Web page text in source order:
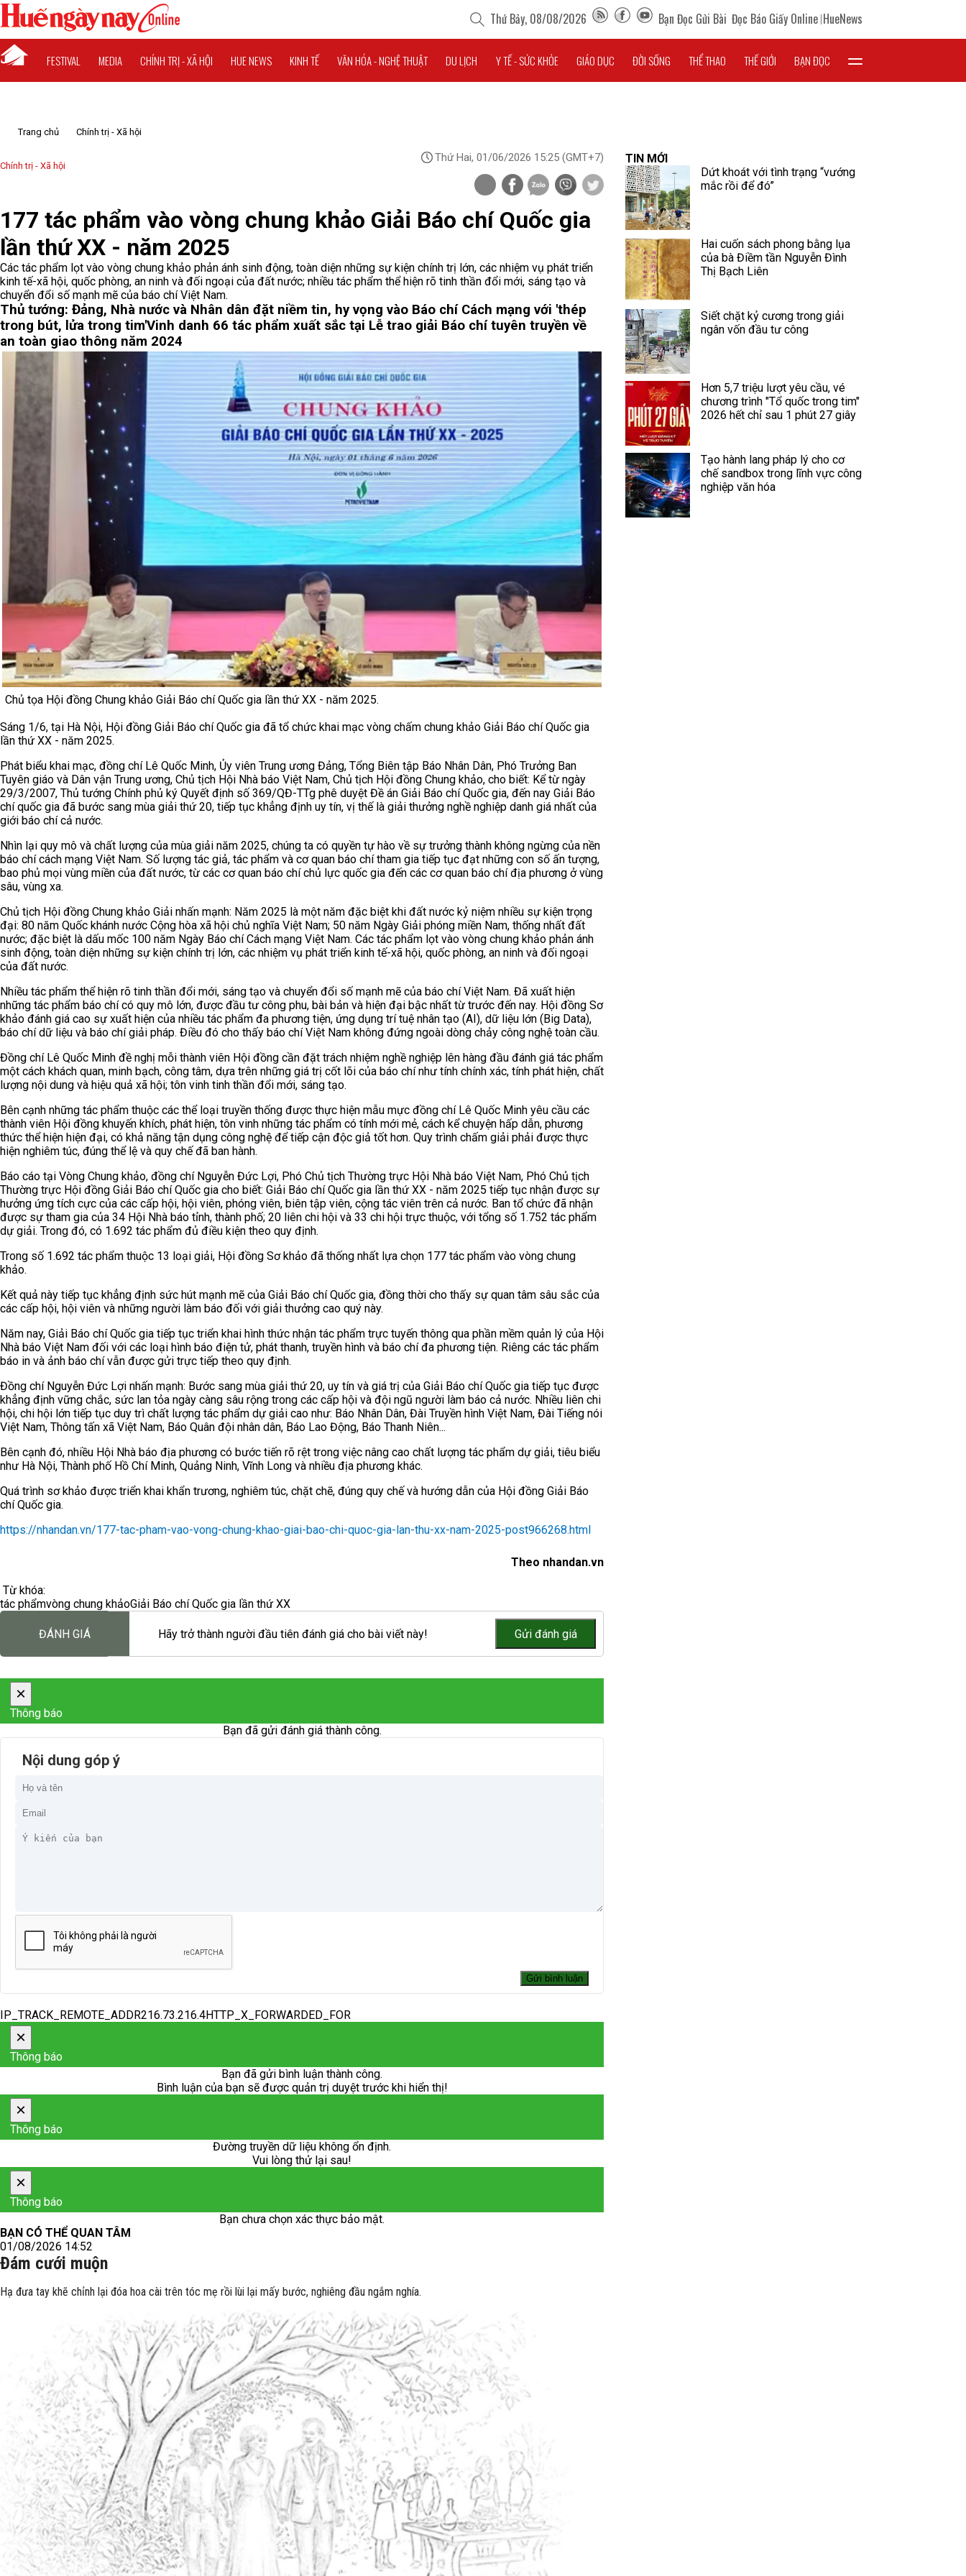
Thứ Bảy, 08/08/2026 Bạn Đọc Gửi Bài Đọc Báo Giấy Online HueNews
FESTIVAL MEDIA CHÍNH TRỊ - XÃ HỘI HUE NEWS KINH TẾ VĂN HÓA - NGHỆ THUẬT DU LỊCH Y TẾ - SỨC KHỎE GIÁO DỤC ĐỜI SỐNG THỂ THAO THẾ GIỚI BẠN ĐỌC
Trang chủ Chính trị - Xã hội
Chính trị - Xã hội
Thứ Hai, 01/06/2026 15:25 (GMT+7)
177 tác phẩm vào vòng chung khảo Giải Báo chí Quốc gia
lần thứ XX - năm 2025
Các tác phẩm lọt vào vòng chung khảo phản ánh sinh động, toàn diện những sự kiện chính trị lớn, các nhiệm vụ phát triển
kinh tế-xã hội, quốc phòng, an ninh và đối ngoại của đất nước; nhiều tác phẩm thể hiện rõ tinh thần đổi mới, sáng tạo và
chuyển đổi số mạnh mẽ của báo chí Việt Nam.
Thủ tướng: Đảng, Nhà nước và Nhân dân đặt niềm tin, hy vọng vào Báo chí Cách mạng với 'thép
trong bút, lửa trong tim'Vinh danh 66 tác phẩm xuất sắc tại Lễ trao giải Báo chí tuyên truyền về
an toàn giao thông năm 2024
Chủ tọa Hội đồng Chung khảo Giải Báo chí Quốc gia lần thứ XX - năm 2025.
Sáng 1/6, tại Hà Nội, Hội đồng Giải Báo chí Quốc gia đã tổ chức khai mạc vòng chấm chung khảo Giải Báo chí Quốc gia
lần thứ XX - năm 2025.
Phát biểu khai mạc, đồng chí Lê Quốc Minh, Ủy viên Trung ương Đảng, Tổng Biên tập Báo Nhân Dân, Phó Trưởng Ban
Tuyên giáo và Dân vận Trung ương, Chủ tịch Hội Nhà báo Việt Nam, Chủ tịch Hội đồng Chung khảo, cho biết: Kể từ ngày
29/3/2007, Thủ tướng Chính phủ ký Quyết định số 369/QĐ-TTg phê duyệt Đề án Giải Báo chí Quốc gia, đến nay Giải Báo
chí quốc gia đã bước sang mùa giải thứ 20, tiếp tục khẳng định uy tín, vị thế là giải thưởng nghề nghiệp danh giá nhất của
giới báo chí cả nước.
Nhìn lại quy mô và chất lượng của mùa giải năm 2025, chúng ta có quyền tự hào về sự trưởng thành không ngừng của nền
báo chí cách mạng Việt Nam. Số lượng tác giả, tác phẩm và cơ quan báo chí tham gia tiếp tục đạt những con số ấn tượng,
bao phủ mọi vùng miền của đất nước, từ các cơ quan báo chí chủ lực quốc gia đến các cơ quan báo chí địa phương ở vùng
sâu, vùng xa.
Chủ tịch Hội đồng Chung khảo Giải nhấn mạnh: Năm 2025 là một năm đặc biệt khi đất nước kỷ niệm nhiều sự kiện trọng
đại: 80 năm Quốc khánh nước Cộng hòa xã hội chủ nghĩa Việt Nam; 50 năm Ngày Giải phóng miền Nam, thống nhất đất
nước; đặc biệt là dấu mốc 100 năm Ngày Báo chí Cách mạng Việt Nam. Các tác phẩm lọt vào vòng chung khảo phản ánh
sinh động, toàn diện những sự kiện chính trị lớn, các nhiệm vụ phát triển kinh tế-xã hội, quốc phòng, an ninh và đối ngoại
của đất nước.
Nhiều tác phẩm thể hiện rõ tinh thần đổi mới, sáng tạo và chuyển đổi số mạnh mẽ của báo chí Việt Nam. Đã xuất hiện
những tác phẩm báo chí có quy mô lớn, được đầu tư công phu, bài bản và hiện đại bậc nhất từ trước đến nay. Hội đồng Sơ
khảo đánh giá cao sự xuất hiện của nhiều tác phẩm đa phương tiện, ứng dụng trí tuệ nhân tạo (AI), dữ liệu lớn (Big Data),
báo chí dữ liệu và báo chí giải pháp. Điều đó cho thấy báo chí Việt Nam không đứng ngoài dòng chảy công nghệ toàn cầu.
Đồng chí Lê Quốc Minh đề nghị mỗi thành viên Hội đồng cần đặt trách nhiệm nghề nghiệp lên hàng đầu đánh giá tác phẩm
một cách khách quan, minh bạch, công tâm, dựa trên những giá trị cốt lõi của báo chí như tính chính xác, tính phát hiện, chất
lượng nội dung và hiệu quả xã hội; tôn vinh tinh thần đổi mới, sáng tạo.
Bên cạnh những tác phẩm thuộc các thể loại truyền thống được thực hiện mẫu mực đồng chí Lê Quốc Minh yêu cầu các
thành viên Hội đồng khuyến khích, phát hiện, tôn vinh những tác phẩm có tính mới mẻ, cách kể chuyện hấp dẫn, phương
thức thể hiện hiện đại, có khả năng tận dụng công nghệ để tiếp cận độc giả tốt hơn. Quy trình chấm giải phải được thực
hiện nghiêm túc, đúng thể lệ và quy chế đã ban hành.
Báo cáo tại Vòng Chung khảo, đồng chí Nguyễn Đức Lợi, Phó Chủ tịch Thường trực Hội Nhà báo Việt Nam, Phó Chủ tịch
Thường trực Hội đồng Giải Báo chí Quốc gia cho biết: Giải Báo chí Quốc gia lần thứ XX - năm 2025 tiếp tục nhận được sự
hưởng ứng tích cực của các cấp hội, hội viên, phóng viên, biên tập viên, cộng tác viên trên cả nước. Ban tổ chức đã nhận
được sự tham gia của 34 Hội Nhà báo tỉnh, thành phố; 20 liên chi hội và 33 chi hội trực thuộc, với tổng số 1.752 tác phẩm
dự giải. Trong đó, có 1.692 tác phẩm đủ điều kiện theo quy định.
Trong số 1.692 tác phẩm thuộc 13 loại giải, Hội đồng Sơ khảo đã thống nhất lựa chọn 177 tác phẩm vào vòng chung
khảo.
Kết quả này tiếp tục khẳng định sức hút mạnh mẽ của Giải Báo chí Quốc gia, đồng thời cho thấy sự quan tâm sâu sắc của
các cấp hội, hội viên và những người làm báo đối với giải thưởng cao quý này.
Năm nay, Giải Báo chí Quốc gia tiếp tục triển khai hình thức nhận tác phẩm trực tuyến thông qua phần mềm quản lý của Hội
Nhà báo Việt Nam đối với các loại hình báo điện tử, phát thanh, truyền hình và báo chí đa phương tiện. Riêng các tác phẩm
báo in và ảnh báo chí vẫn được gửi trực tiếp theo quy định.
Đồng chí Nguyễn Đức Lợi nhấn mạnh: Bước sang mùa giải thứ 20, uy tín và giá trị của Giải Báo chí Quốc gia tiếp tục được
khẳng định vững chắc, sức lan tỏa ngày càng sâu rộng trong các cấp hội và đội ngũ người làm báo cả nước. Nhiều liên chi
hội, chi hội lớn tiếp tục duy trì chất lượng tác phẩm dự giải cao như: Báo Nhân Dân, Đài Truyền hình Việt Nam, Đài Tiếng nói
Việt Nam, Thông tấn xã Việt Nam, Báo Quân đội nhân dân, Báo Lao Động, Báo Thanh Niên...
Bên cạnh đó, nhiều Hội Nhà báo địa phương có bước tiến rõ rệt trong việc nâng cao chất lượng tác phẩm dự giải, tiêu biểu
như Hà Nội, Thành phố Hồ Chí Minh, Quảng Ninh, Vĩnh Long và nhiều địa phương khác.
Quá trình sơ khảo được triển khai khẩn trương, nghiêm túc, chặt chẽ, đúng quy chế và hướng dẫn của Hội đồng Giải Báo
chí Quốc gia.
https://nhandan.vn/177-tac-pham-vao-vong-chung-khao-giai-bao-chi-quoc-gia-lan-thu-xx-nam-2025-post966268.html
Theo nhandan.vn
Từ khóa:
tác phẩmvòng chung khảoGiải Báo chí Quốc gia lần thứ XX
ĐÁNH GIÁ Hãy trở thành người đầu tiên đánh giá cho bài viết này!
×
Thông báo
Bạn đã gửi đánh giá thành công.
Nội dung góp ý
IP_TRACK_REMOTE_ADDR216.73.216.4HTTP_X_FORWARDED_FOR
×
Thông báo
Bạn đã gửi bình luận thành công.
Bình luận của bạn sẽ được quản trị duyệt trước khi hiển thị!
×
Thông báo
Đường truyền dữ liệu không ổn định.
Vui lòng thử lại sau!
×
Thông báo
Bạn chưa chọn xác thực bảo mật.
BẠN CÓ THỂ QUAN TÂM
01/08/2026 14:52
Đám cưới muộn
Hạ đưa tay khẽ chỉnh lại đóa hoa cài trên tóc mẹ rồi lùi lại mấy bước, nghiêng đầu ngắm nghía.
TIN MỚI
Dứt khoát với tình trạng “vướng
mắc rồi để đó”
Hai cuốn sách phong bằng lụa
của bà Điềm tần Nguyễn Đình
Thị Bạch Liên
Siết chặt kỷ cương trong giải
ngân vốn đầu tư công
Hơn 5,7 triệu lượt yêu cầu, vé
chương trình "Tổ quốc trong tim"
2026 hết chỉ sau 1 phút 27 giây
Tạo hành lang pháp lý cho cơ
chế sandbox trong lĩnh vực công
nghiệp văn hóa